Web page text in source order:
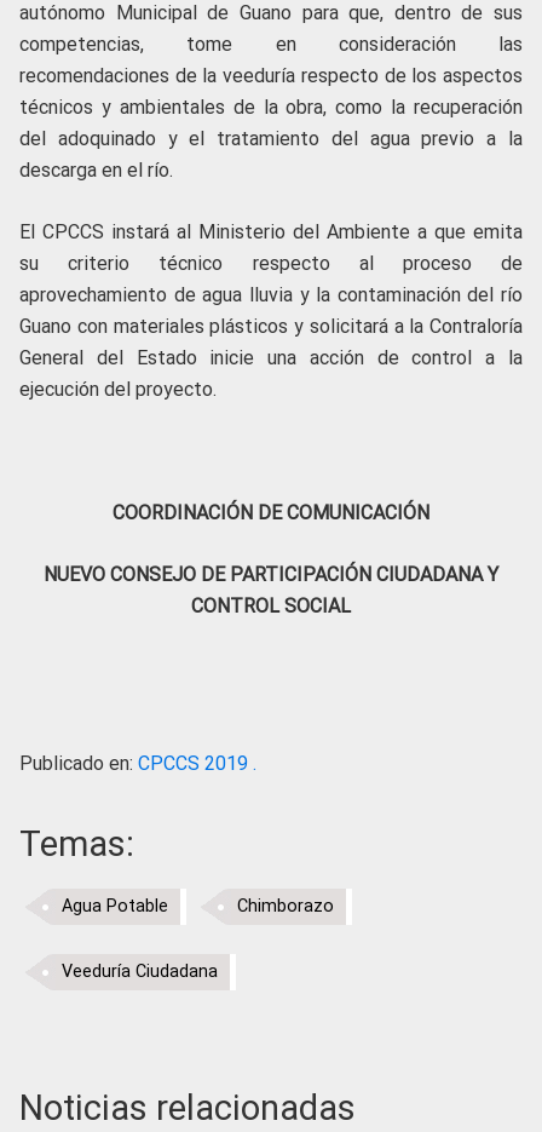
autónomo Municipal de Guano para que, dentro de sus
competencias, tome en consideración las
recomendaciones de la veeduría respecto de los aspectos
técnicos y ambientales de la obra, como la recuperación
del adoquinado y el tratamiento del agua previo a la
descarga en el río.
El CPCCS instará al Ministerio del Ambiente a que emita
su criterio técnico respecto al proceso de
aprovechamiento de agua lluvia y la contaminación del río
Guano con materiales plásticos y solicitará a la Contraloría
General del Estado inicie una acción de control a la
ejecución del proyecto.
COORDINACIÓN DE COMUNICACIÓN
NUEVO CONSEJO DE PARTICIPACIÓN CIUDADANA Y
CONTROL SOCIAL
Publicado en: CPCCS 2019 .
Temas:
Agua Potable Chimborazo
Veeduría Ciudadana
Noticias relacionadas